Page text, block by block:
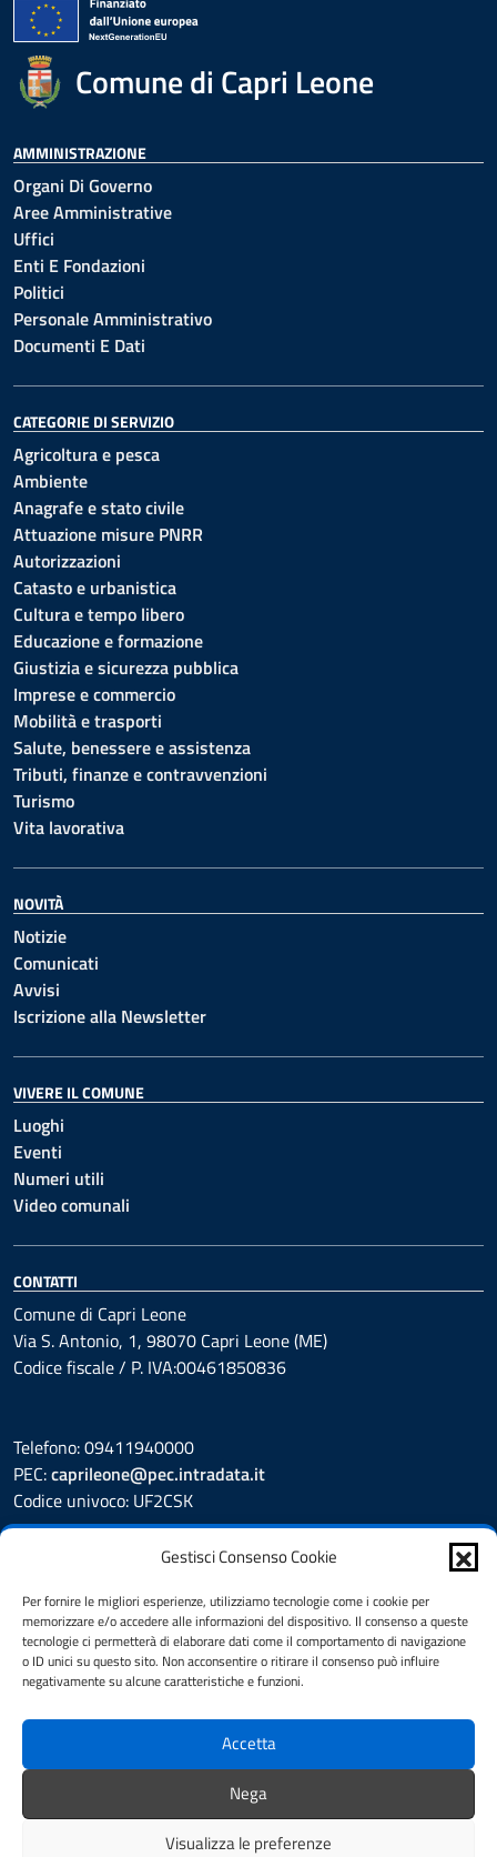
Gestisci Consenso Cookie
Per fornire le migliori esperienze, utilizziamo tecnologie come i cookie per
memorizzare e/o accedere alle informazioni del dispositivo. Il consenso a queste
tecnologie ci permetterà di elaborare dati come il comportamento di navigazione
o ID unici su questo sito. Non acconsentire o ritirare il consenso può influire
negativamente su alcune caratteristiche e funzioni.
Accetta
Nega
Visualizza le preferenze
Comune di Capri Leone
AMMINISTRAZIONE
Organi Di Governo
Aree Amministrative
Uffici
Enti E Fondazioni
Politici
Personale Amministrativo
Documenti E Dati
CATEGORIE DI SERVIZIO
Agricoltura e pesca
Ambiente
Anagrafe e stato civile
Attuazione misure PNRR
Autorizzazioni
Catasto e urbanistica
Cultura e tempo libero
Educazione e formazione
Giustizia e sicurezza pubblica
Imprese e commercio
Mobilità e trasporti
Salute, benessere e assistenza
Tributi, finanze e contravvenzioni
Turismo
Vita lavorativa
NOVITÀ
Notizie
Comunicati
Avvisi
Iscrizione alla Newsletter
VIVERE IL COMUNE
Luoghi
Eventi
Numeri utili
Video comunali
CONTATTI
Comune di Capri Leone
Via S. Antonio, 1, 98070 Capri Leone (ME)
Codice fiscale / P. IVA:00461850836
Telefono: 09411940000
PEC:caprileone@pec.intradata.it
Codice univoco: UF2CSK
Prenotazione appuntamento
Segnalazione disservizio
Whistleblower
Amministrazione Trasparente
Albo Pretorio
Cookie Policy
Dichiarazione di accessibilità
Feedback